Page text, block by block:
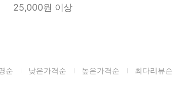
상품문의
25,000원 이상
순 낮은가격순 높은가격순 최다리뷰순